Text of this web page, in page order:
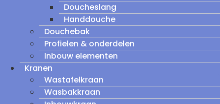
Doucheslang
Handdouche
Douchebak
Profielen & onderdelen
Inbouw elementen
Kranen
Wastafelkraan
Wasbakkraan